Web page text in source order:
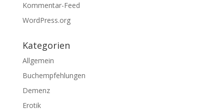
Kommentar-Feed
WordPress.org
Kategorien
Allgemein
Buchempfehlungen
Demenz
Erotik